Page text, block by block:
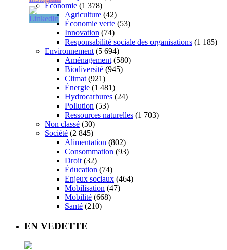
Économie (1 378)
Agriculture (42)
Économie verte (53)
Innovation (74)
Responsabilité sociale des organisations (1 185)
Environnement (5 694)
Aménagement (580)
Biodiversité (945)
Climat (921)
Énergie (1 481)
Hydrocarbures (24)
Pollution (53)
Ressources naturelles (1 703)
Non classé (30)
Société (2 845)
Alimentation (802)
Consommation (93)
Droit (32)
Éducation (74)
Enjeux sociaux (464)
Mobilisation (47)
Mobilité (668)
Santé (210)
EN VEDETTE